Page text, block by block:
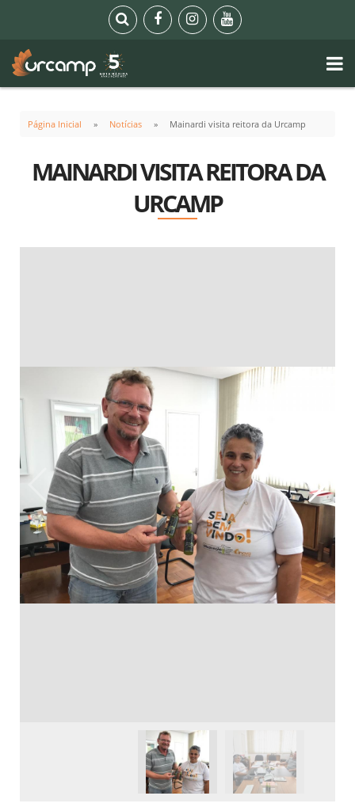
Página Inicial Notícias Mainardi visita reitora da Urcamp
MAINARDI VISITA REITORA DA
URCAMP